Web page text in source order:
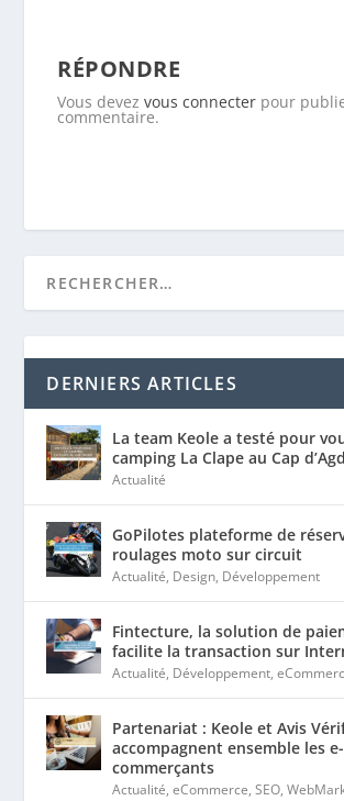
RÉPONDRE
Vous devezvous connecter pour
commentaire.
DERNIERS ARTICLES
La team Keole a testé pour
camping La Clape au Cap
Actualité
GoPilotes plateforme de
roulages moto sur circuit
Actualité, Design, Développement
Fintecture, la solution de
facilite la transaction sur
Actualité, Développement,
Partenariat : Keole et Avis
accompagnent ensemble les e-
commerçants
Actualité,eCommerce,SEO,